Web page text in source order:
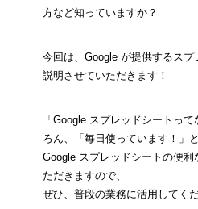
方など知っていますか？
今回は、Google が提供するスプ
説明させていただきます！
「Google スプレッドシートっ
ろん、「毎日使っています！」
Google スプレッドシートの便
ただきますので、
ぜひ、普段の業務に活用してく